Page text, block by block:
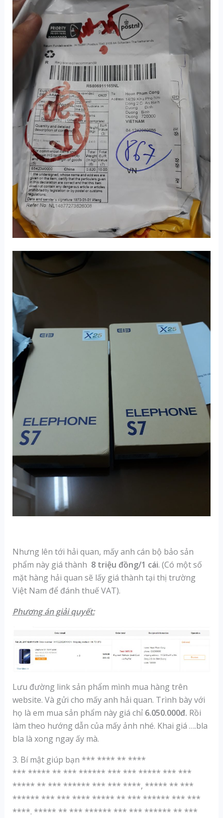
Nhưng lên tới hải quan, mấy anh cán bộ bảo sản
phẩm này giá thành 8 triệu đồng/1 cái. (Có một số
mặt hàng hải quan sẽ lấy giá thành tại thị trường
Việt Nam để đánh thuế VAT).
Phương án giải quyết:
Lưu đường link sản phẩm mình mua hàng trên
website. Và gửi cho mấy anh hải quan. Trình bày với
họ là em mua sản phẩm này giá chỉ 6.050.000đ. Rồi
làm theo hướng dẫn của mấy ảnh nhé. Khai giá ….bla
bla là xong ngay ấy mà.
3. Bí mật giúp bạn *** **** ** ****
*** ***** ** *** ****** *** *** ***** *** ***
***** ** *** ****** *** *** ****, ***** ** ***
****** *** *** **** ***** ** *** ****** *** ***
****. ***** ** *** ****** *** *** ****** ** ***